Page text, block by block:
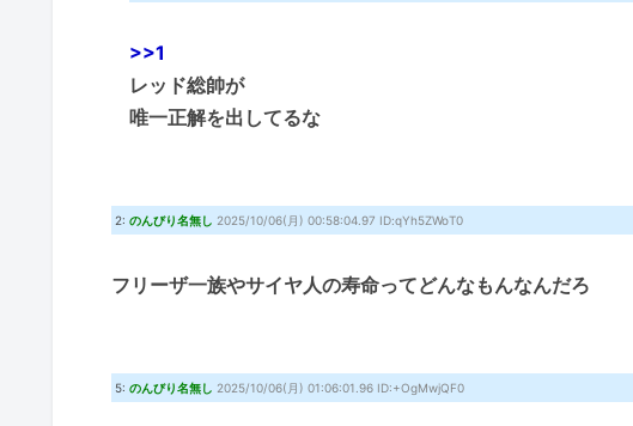
>>1
レッド総帥が
唯一正解を出してるな
2: のんびり名無し 2025/10/06(月) 00:58:04.97 ID:qYh5ZWoT0
フリーザ一族やサイヤ人の寿命ってどんなもんなんだろ
5: のんびり名無し 2025/10/06(月) 01:06:01.96 ID:+OgMwjQF0